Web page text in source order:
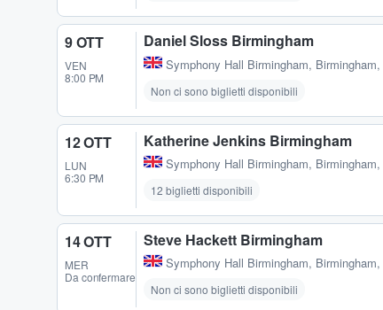
9 OTT
VEN
8:00 PM
Daniel Sloss Birmingham
Symphony Hall Birmingham,
Non ci sono biglietti disponibili
12 OTT
LUN
6:30 PM
Katherine Jenkins Birmingham
Symphony Hall Birmingham,
12 biglietti disponibili
14 OTT
MER
Da confermare
Steve Hackett Birmingham
Symphony Hall Birmingham,
Non ci sono biglietti disponibili